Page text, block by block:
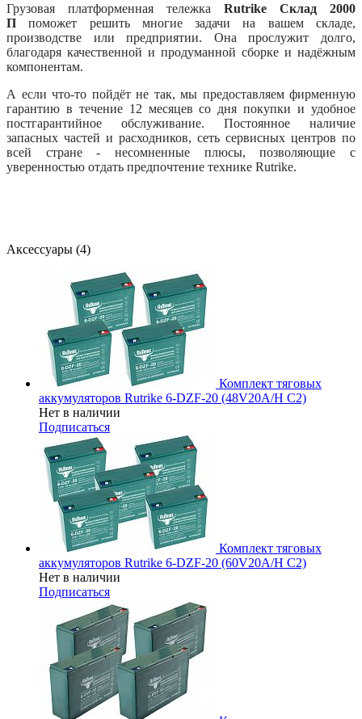
Грузовая платформенная тележка Rutrike Склад 2000
П поможет решить многие задачи на вашем складе,
производстве или предприятии. Она прослужит долго,
благодаря качественной и продуманной сборке и надёжным
компонентам.
А если что-то пойдёт не так, мы предоставляем фирменную
гарантию в течение 12 месяцев со дня покупки и удобное
постгарантийное обслуживание. Постоянное наличие
запасных частей и расходников, сеть сервисных центров по
всей стране - несомненные плюсы, позволяющие с
уверенностью отдать предпочтение технике Rutrike.
Аксессуары (4)
Комплект тяговых
аккумуляторов Rutrike 6-DZF-20 (48V20A/H C2)
Нет в наличии
Подписаться
Комплект тяговых
аккумуляторов Rutrike 6-DZF-20 (60V20A/H C2)
Нет в наличии
Подписаться